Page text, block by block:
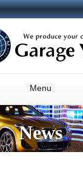
Menu
News